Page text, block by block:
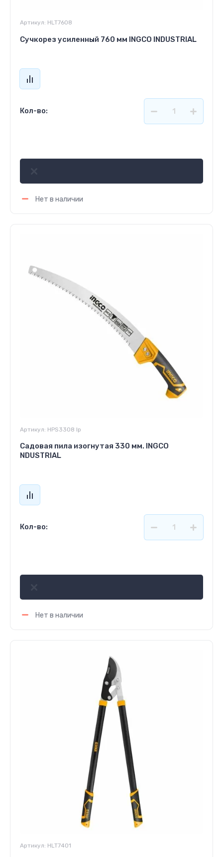
Артикул: HLT7608
Сучкорез усиленный 760 мм INGCO INDUSTRIAL
Кол-во:
Нет в наличии
Артикул: HPS3308 Iр
Садовая пила изогнутая 330 мм. INGCO
NDUSTRIAL
Кол-во:
Нет в наличии
Артикул: HLT7401